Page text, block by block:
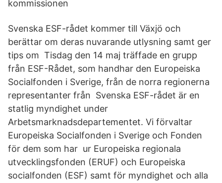
kommissionen
Svenska ESF-rådet kommer till Växjö och
berättar om deras nuvarande utlysning samt ger
tips om Tisdag den 14 maj träffade en grupp
från ESF-Rådet, som handhar den Europeiska
Socialfonden i Sverige, från de norra regionerna
representanter från Svenska ESF-rådet är en
statlig myndighet under
Arbetsmarknadsdepartementet. Vi förvaltar
Europeiska Socialfonden i Sverige och Fonden
för dem som har ur Europeiska regionala
utvecklingsfonden (ERUF) och Europeiska
socialfonden (ESF) samt för myndighet och alla